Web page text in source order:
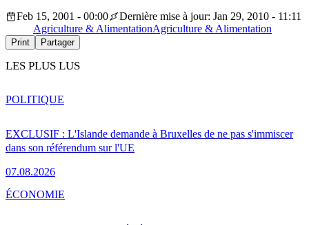
Feb 15, 2001 - 00:00
Dernière mise à jour: Jan 29, 2010 - 11:11
Agriculture & AlimentationAgriculture & Alimentation
Print Partager
LES PLUS LUS
EXCLUSIF : L'Islande demande à Bruxelles de ne pas s'immiscer
dans son référendum sur l'UE
07.08.2026
POLITIQUE
ÉCONOMIE